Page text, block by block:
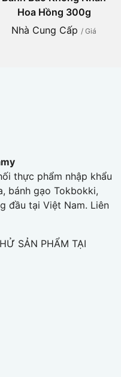
Hoa Hồng 300g
Nhà Cung Cấp / Giá
thực phẩm nhập khẩu
bánh gạo Tokbokki,
đầu tại Việt Nam. Liên
SẢN PHẨM TẠI